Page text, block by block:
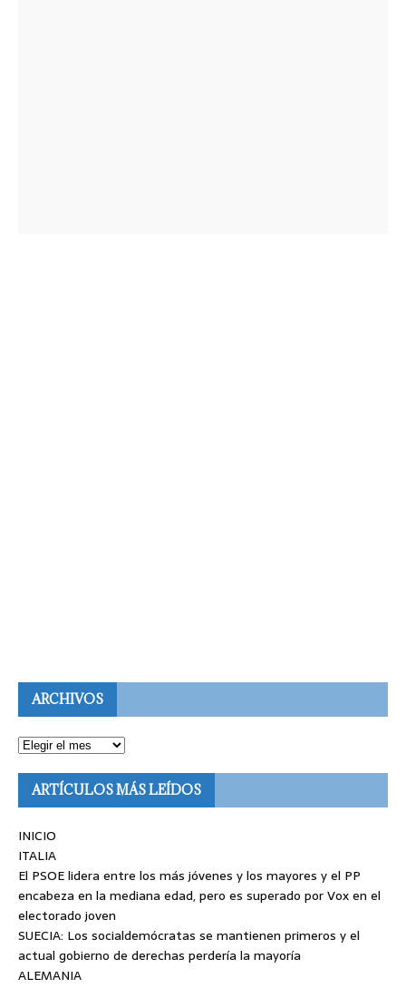
ARCHIVOS
ARTÍCULOS MÁS LEÍDOS
INICIO
ITALIA
El PSOE lidera entre los más jóvenes y los mayores y el PP
encabeza en la mediana edad, pero es superado por Vox en el
electorado joven
SUECIA: Los socialdemócratas se mantienen primeros y el
actual gobierno de derechas perdería la mayoría
ALEMANIA